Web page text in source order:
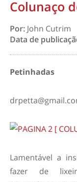
Colunaço
Por: John Cutrim
Data de
Petinhadas
Lamentável a
fazer de